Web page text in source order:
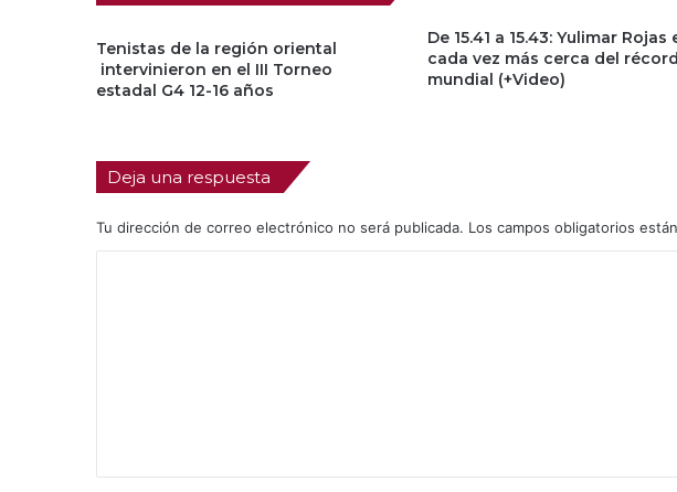
Tenistas de la región oriental
intervinieron en el III Torneo
estadal G4 12-16 años
De 15.41 a 15.43: Yulimar Rojas
cada vez más cerca del récord
mundial (+Video)
Deja una respuesta
Tu dirección de correo electrónico no será publicada. Los campos obligatorios